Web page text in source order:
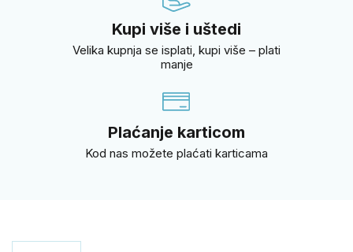
Kupi više i uštedi
Velika kupnja se isplati, kupi više – plati
manje
Plaćanje karticom
Kod nas možete plaćati karticama